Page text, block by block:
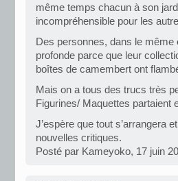
même temps chacun à son
incompréhensible pour les
Des personnes, dans le
profonde parce que leur
boîtes de camembert ont
Mais on a tous des trucs très
Figurines/ Maquettes partaient
J’espère que tout s’arrangera
nouvelles critiques.
Posté par Kameyoko, 17 juin